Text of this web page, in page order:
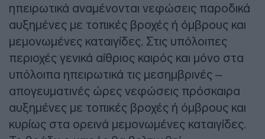
ηπειρωτικά αναμένονται νεφώσεις παροδικά
αυξημένες με τοπικές βροχές ή όμβρους και
μεμονωμένες καταιγίδες. Στις υπόλοιπες
περιοχές γενικά αίθριος καιρός και μόνο στα
υπόλοιπα ηπειρωτικά τις μεσημβρινές –
απογευματινές ώρες νεφώσεις πρόσκαιρα
αυξημένες με τοπικές βροχές ή όμβρους και
κυρίως στα ορεινά μεμονωμένες καταιγίδες.